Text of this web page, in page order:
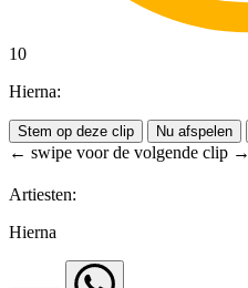
10
Hierna:
Stem op deze clip Nu afspelen
← swipe voor de volgende clip →
Artiesten:
Hierna